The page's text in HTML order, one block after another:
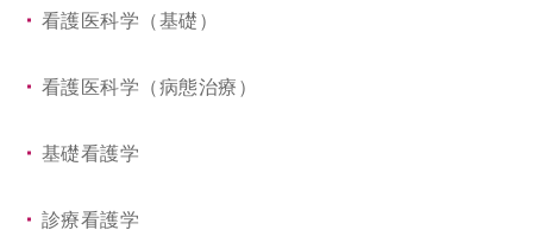
アドミッション・ポリシー
（学修成果および成績評価に関する方針）
看護医科学（基礎）
看護医科学（病態治療）
基礎看護学
診療看護学